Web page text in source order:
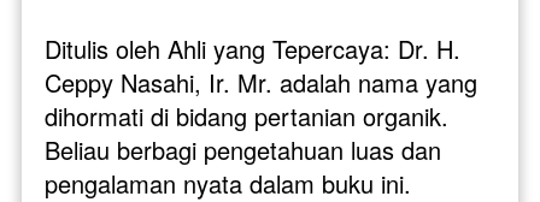
Ditulis oleh Ahli yang Tepercaya: Dr. H.
Ceppy Nasahi, Ir. Mr. adalah nama yang
dihormati di bidang pertanian organik.
Beliau berbagi pengetahuan luas dan
pengalaman nyata dalam buku ini.